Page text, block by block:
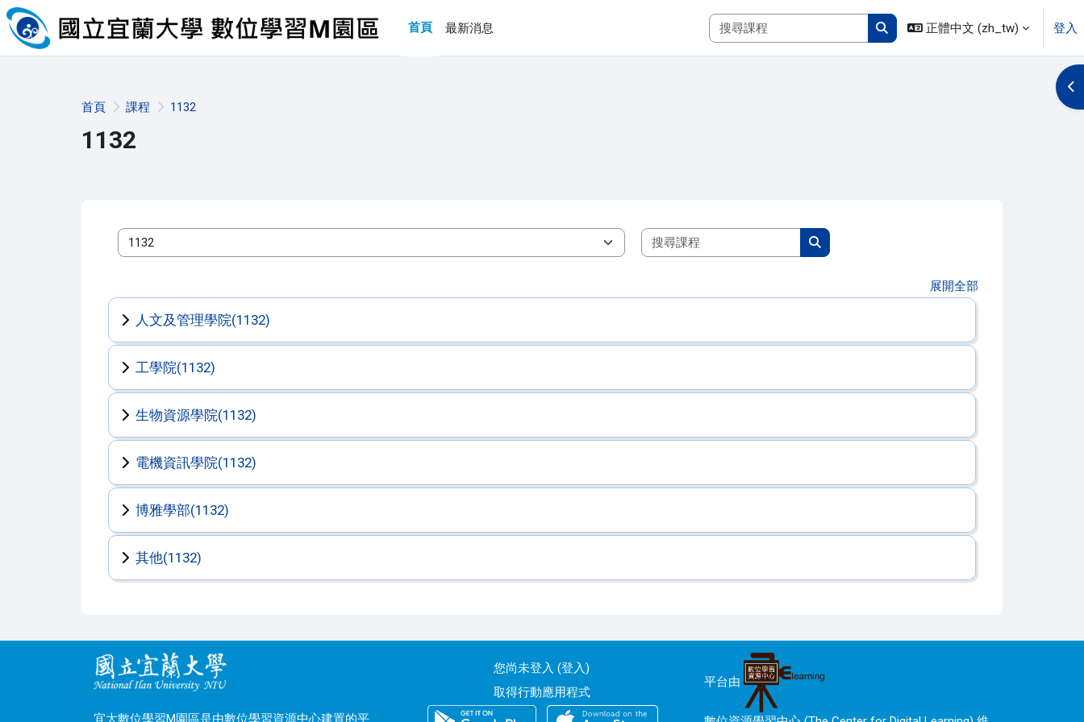
跳至主內容
首頁
最新消息
搜尋課程
搜尋課程
正體中文 ‎(zh_tw)‎ 登入
首頁 課程 1132
1132
開
課程類別
搜尋課程
搜尋課程
展開全部
人文及管理學院(1132)
工學院(1132)
生物資源學院(1132)
電機資訊學院(1132)
博雅學部(1132)
其他(1132)
宜大數位學習M園區是由數位學習資源中心建置的平
您尚未登入 (登入)
取得行動應用程式
平台由